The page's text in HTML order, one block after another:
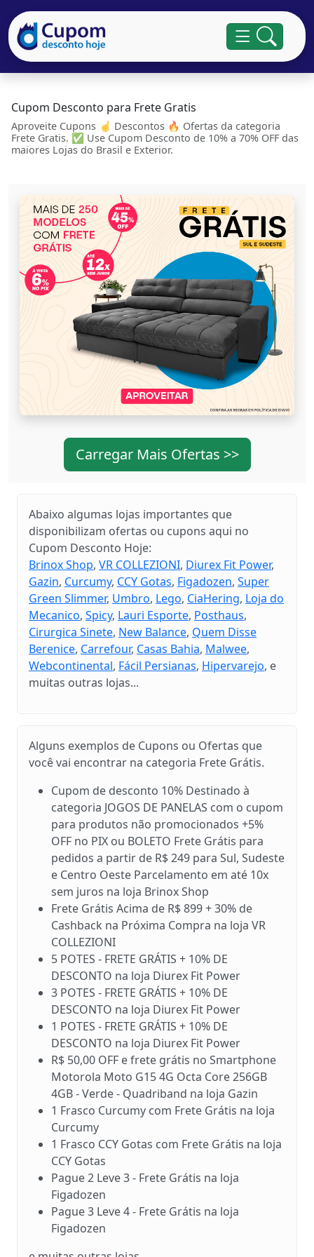
Cupom Desconto para Frete Gratis
Aproveite Cupons ☝ Descontos 🔥 Ofertas da categoria
Frete Gratis. ✅ Use Cupom Desconto de 10% a 70% OFF das
maiores Lojas do Brasil e Exterior.
Carregar Mais Ofertas >>
Abaixo algumas lojas importantes que
disponibilizam ofertas ou cupons aqui no
Cupom Desconto Hoje:
Brinox Shop, VR COLLEZIONI, Diurex Fit Power,
Gazin, Curcumy, CCY Gotas, Figadozen, Super
Green Slimmer, Umbro, Lego, CiaHering, Loja do
Mecanico, Spicy, Lauri Esporte, Posthaus,
Cirurgica Sinete, New Balance, Quem Disse
Berenice, Carrefour, Casas Bahia, Malwee,
Webcontinental, Fácil Persianas, Hipervarejo, e
muitas outras lojas...
Alguns exemplos de Cupons ou Ofertas que
você vai encontrar na categoria Frete Grátis.
Cupom de desconto 10% Destinado à
categoria JOGOS DE PANELAS com o cupom
para produtos não promocionados +5%
OFF no PIX ou BOLETO Frete Grátis para
pedidos a partir de R$ 249 para Sul, Sudeste
e Centro Oeste Parcelamento em até 10x
sem juros na loja Brinox Shop
Frete Grátis Acima de R$ 899 + 30% de
Cashback na Próxima Compra na loja VR
COLLEZIONI
5 POTES - FRETE GRÁTIS + 10% DE
DESCONTO na loja Diurex Fit Power
3 POTES - FRETE GRÁTIS + 10% DE
DESCONTO na loja Diurex Fit Power
1 POTES - FRETE GRÁTIS + 10% DE
DESCONTO na loja Diurex Fit Power
R$ 50,00 OFF e frete grátis no Smartphone
Motorola Moto G15 4G Octa Core 256GB
4GB - Verde - Quadriband na loja Gazin
1 Frasco Curcumy com Frete Grátis na loja
Curcumy
1 Frasco CCY Gotas com Frete Grátis na loja
CCY Gotas
Pague 2 Leve 3 - Frete Grátis na loja
Figadozen
Pague 3 Leve 4 - Frete Grátis na loja
Figadozen